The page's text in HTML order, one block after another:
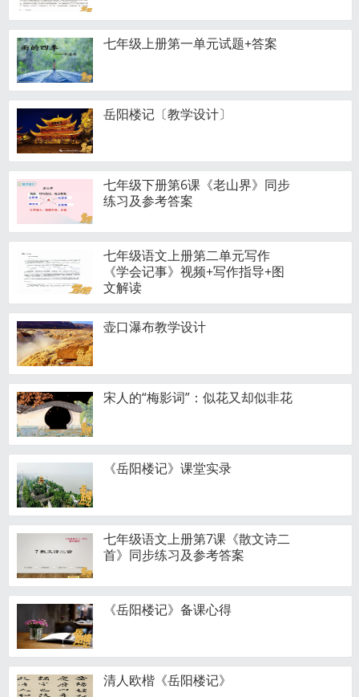
七年级上册第一单元试题+答案
岳阳楼记〔教学设计〕
七年级下册第6课《老山界》同步
练习及参考答案
七年级语文上册第二单元写作
《学会记事》视频+写作指导+图
文解读
壶口瀑布教学设计
宋人的“梅影词”：似花又却似非花
《岳阳楼记》课堂实录
七年级语文上册第7课《散文诗二
首》同步练习及参考答案
《岳阳楼记》备课心得
清人欧楷《岳阳楼记》